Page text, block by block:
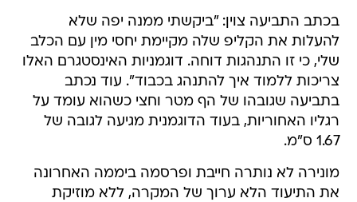
בכתב התביעה צוין: "ביקשתי ממנה יפה שלא
להעלות את הקליפ שלה מקיימת יחסי מין עם הכלב
שלי, כי זו התנהגות דוחה. דוגמניות האינסטגרם האלו
צריכות ללמוד איך להתנהג בכבוד". עוד נכתב
בתביעה שגובהו של הף מטר וחצי כשהוא עומד על
רגליו האחוריות, בעוד הדוגמנית מגיעה לגובה של
1.67 ס"מ.
מונירה לא נותרה חייבת ופרסמה ביממה האחרונה
את התיעוד הלא ערוך של המקרה, ללא מוזיקת